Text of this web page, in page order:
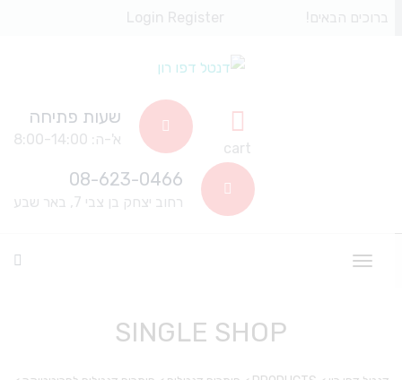
ברוכים הבאים! Login Register
cart
שעות פתיחה
א'-ה: 8:00-14:00
08-623-0466
רחוב יצחק בן צבי 7, באר שבע
SINGLE SHOP